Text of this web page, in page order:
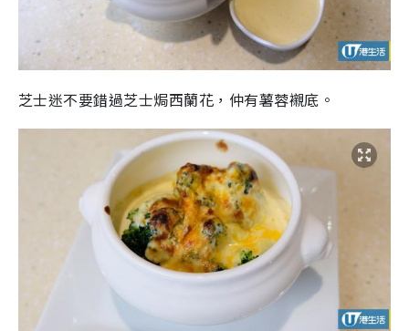
芝士迷不要錯過芝士焗西蘭花，仲有薯蓉襯底。